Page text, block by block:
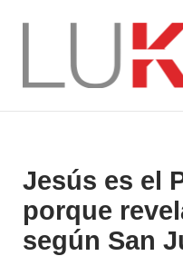
Jesús es el
porque
según San